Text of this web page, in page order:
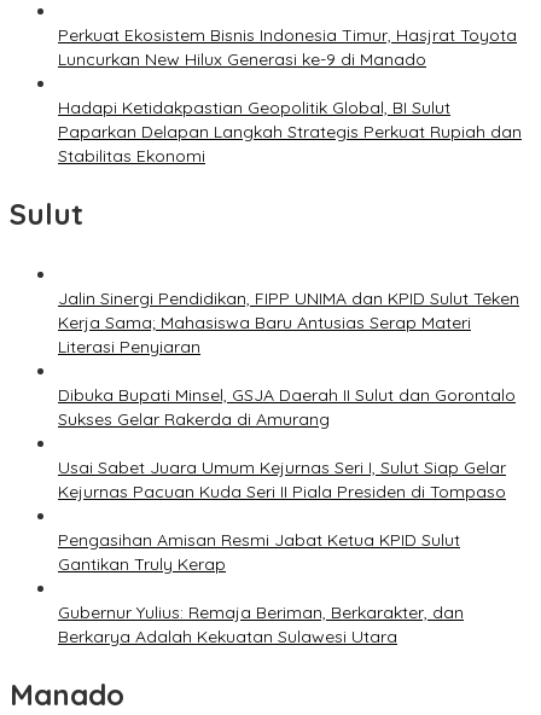
Perkuat Ekosistem Bisnis Indonesia Timur, Hasjrat Toyota
Luncurkan New Hilux Generasi ke-9 di Manado
Hadapi Ketidakpastian Geopolitik Global, BI Sulut
Paparkan Delapan Langkah Strategis Perkuat Rupiah dan
Stabilitas Ekonomi
Sulut
Jalin Sinergi Pendidikan, FIPP UNIMA dan KPID Sulut Teken
Kerja Sama; Mahasiswa Baru Antusias Serap Materi
Literasi Penyiaran
Dibuka Bupati Minsel, GSJA Daerah II Sulut dan Gorontalo
Sukses Gelar Rakerda di Amurang
Usai Sabet Juara Umum Kejurnas Seri I, Sulut Siap Gelar
Kejurnas Pacuan Kuda Seri II Piala Presiden di Tompaso
Pengasihan Amisan Resmi Jabat Ketua KPID Sulut
Gantikan Truly Kerap
Gubernur Yulius: Remaja Beriman, Berkarakter, dan
Berkarya Adalah Kekuatan Sulawesi Utara
Manado